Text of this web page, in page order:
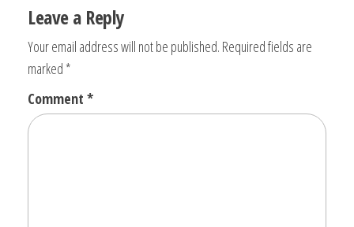
Leave a Reply
Your email address will not be published. Required fields are
marked *
Comment *